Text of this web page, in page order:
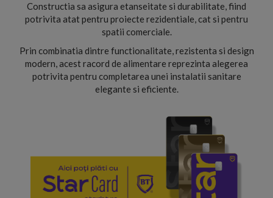
Constructia sa asigura etanseitate si durabilitate, fiind
potrivita atat pentru proiecte rezidentiale, cat si pentru
spatii comerciale.
Prin combinatia dintre functionalitate, rezistenta si design
modern, acest racord de alimentare reprezinta alegerea
potrivita pentru completarea unei instalatii sanitare
elegante si eficiente.